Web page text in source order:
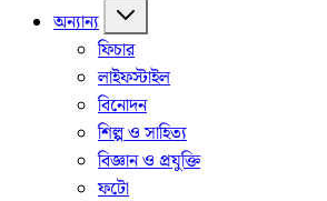
অন্যান্য
ফিচার
লাইফস্টাইল
বিনোদন
শিল্প ও সাহিত্য
বিজ্ঞান ও প্রযুক্তি
ফটো